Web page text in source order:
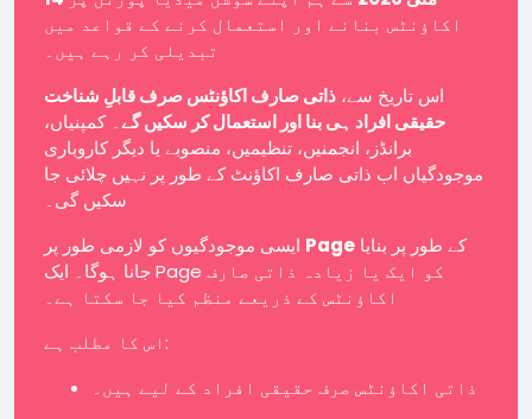
اکاؤنٹس بنانے اور استعمال کرنے کے قواعد میں
تبدیلی کر رہے ہیں۔
اس تاریخ سے، ذاتی صارف اکاؤنٹس صرف قابلِ شناخت
حقیقی افراد ہی بنا اور استعمال کر سکیں گے۔ کمپنیاں،
برانڈز، انجمنیں، تنظیمیں، منصوبے یا دیگر کاروباری
موجودگیاں اب ذاتی صارف اکاؤنٹ کے طور پر نہیں چلائی جا
سکیں گی۔
Page
جانا ہوگا۔ ایک Page کو ایک یا زیادہ ذاتی صارف
اکاؤنٹس کے ذریعے منظم کیا جا سکتا ہے۔
اس کا مطلب ہے:
ذاتی اکاؤنٹس صرف حقیقی افراد کے لیے ہیں۔